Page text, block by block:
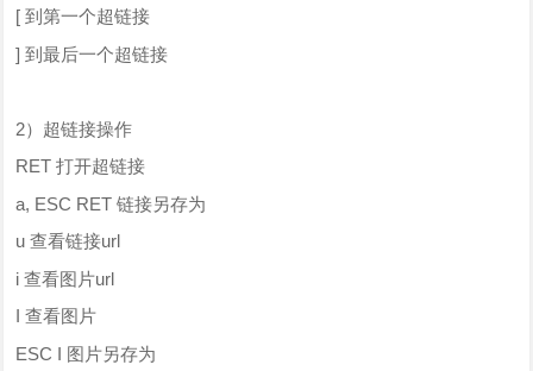
[ 到第一个超链接
] 到最后一个超链接
2）超链接操作
RET 打开超链接
a, ESC RET 链接另存为
u 查看链接url
i 查看图片url
I 查看图片
ESC I 图片另存为